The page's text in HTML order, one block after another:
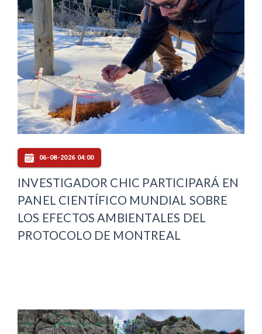
06-08-2026 04:00
INVESTIGADOR CHIC PARTICIPARÁ EN
PANEL CIENTÍFICO MUNDIAL SOBRE
LOS EFECTOS AMBIENTALES DEL
PROTOCOLO DE MONTREAL